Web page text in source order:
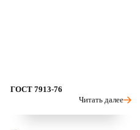
ГОСТ 7913-76
Читать далее